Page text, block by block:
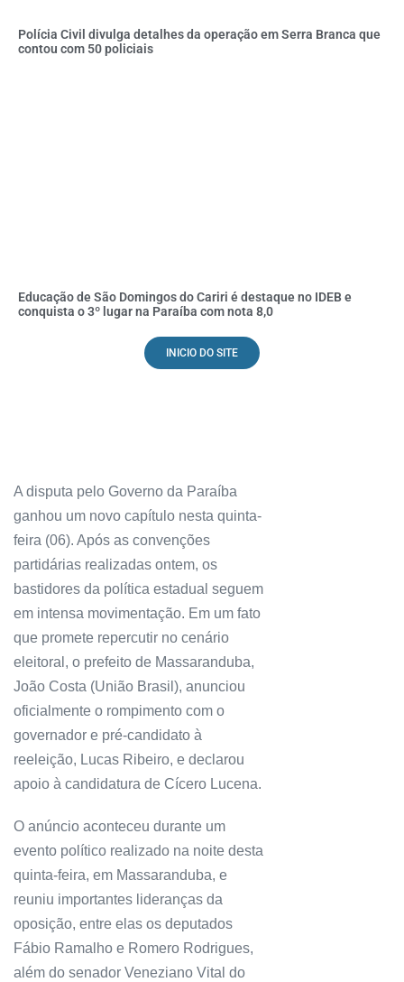
Polícia Civil divulga detalhes da operação em Serra Branca que
contou com 50 policiais
Educação de São Domingos do Cariri é destaque no IDEB e
conquista o 3º lugar na Paraíba com nota 8,0
INICIO DO SITE
A disputa pelo Governo da Paraíba
ganhou um novo capítulo nesta quinta-
feira (06). Após as convenções
partidárias realizadas ontem, os
bastidores da política estadual seguem
em intensa movimentação. Em um fato
que promete repercutir no cenário
eleitoral, o prefeito de Massaranduba,
João Costa (União Brasil), anunciou
oficialmente o rompimento com o
governador e pré-candidato à
reeleição, Lucas Ribeiro, e declarou
apoio à candidatura de Cícero Lucena.
O anúncio aconteceu durante um
evento político realizado na noite desta
quinta-feira, em Massaranduba, e
reuniu importantes lideranças da
oposição, entre elas os deputados
Fábio Ramalho e Romero Rodrigues,
além do senador Veneziano Vital do